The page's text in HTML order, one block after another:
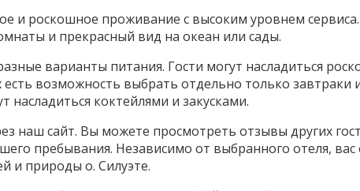
и роскошное проживание с высоким уровнем
и прекрасный вид на океан или сады.
варианты питания. Гости могут насладиться
возможность выбрать отдельно только
насладиться коктейлями и закусками.
наш сайт. Вы можете просмотреть отзывы других
пребывания. Независимо от выбранного отеля,
и природы о. Силуэте.